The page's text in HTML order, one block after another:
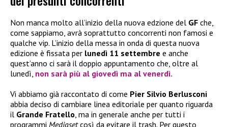
Non manca molto all’inizio della nuova edzione del GF che,
come sappiamo, avrà soprattutto concorrenti non famosi e
qualche vip. L’inizio della messa in onda di questa nuova
edizione è fissata per lunedì 11 settembre e anche
quest’anno ci sarà il doppio appuntamento che, oltre al
lunedì, non sarà più al giovedì ma al venerdì.
Vi abbiamo già raccontato di come Pier Silvio Berlusconi
abbia deciso di cambiare linea editoriale per quanto riguarda
il Grande Fratello , ma in generale anche per tutti i
programmi Mediasetcosì da evitare il trash. Per questo